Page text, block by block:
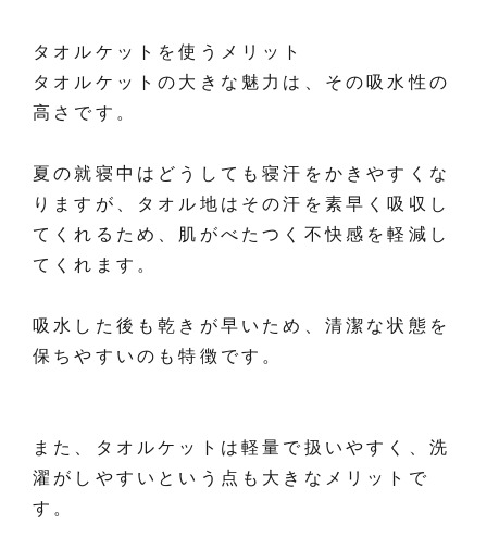
タオルケットを使うメリット
タオルケットの大きな魅力は、その吸水性の
高さです。
夏の就寝中はどうしても寝汗をかきやすくな
りますが、タオル地はその汗を素早く吸収し
てくれるため、肌がべたつく不快感を軽減し
てくれます。
吸水した後も乾きが早いため、清潔な状態を
保ちやすいのも特徴です。
また、タオルケットは軽量で扱いやすく、洗
濯がしやすいという点も大きなメリットで
す。